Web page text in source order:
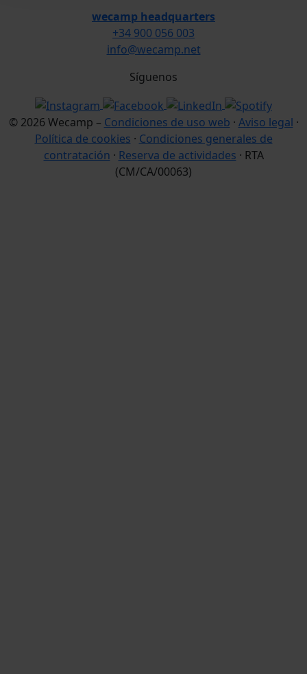
wecamp headquarters
+34 900 056 003
info@wecamp.net
Síguenos
© 2026 Wecamp – Condiciones de uso web · Aviso legal ·
Política de cookies · Condiciones generales de
contratación · Reserva de actividades · RTA
(CM/CA/00063)